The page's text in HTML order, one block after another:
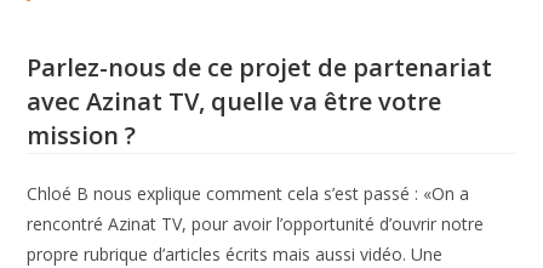
Parlez-nous de ce projet de partenariat
avec Azinat TV, quelle va être votre
mission ?
Chloé B nous explique comment cela s’est passé : «On a
rencontré Azinat TV, pour avoir l’opportunité d’ouvrir notre
propre rubrique d’articles écrits mais aussi vidéo. Une